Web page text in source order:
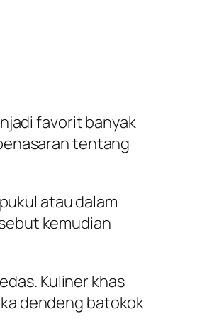
favorit banyak
tentang
atau dalam
kemudian
Kuliner khas
dendeng batokok